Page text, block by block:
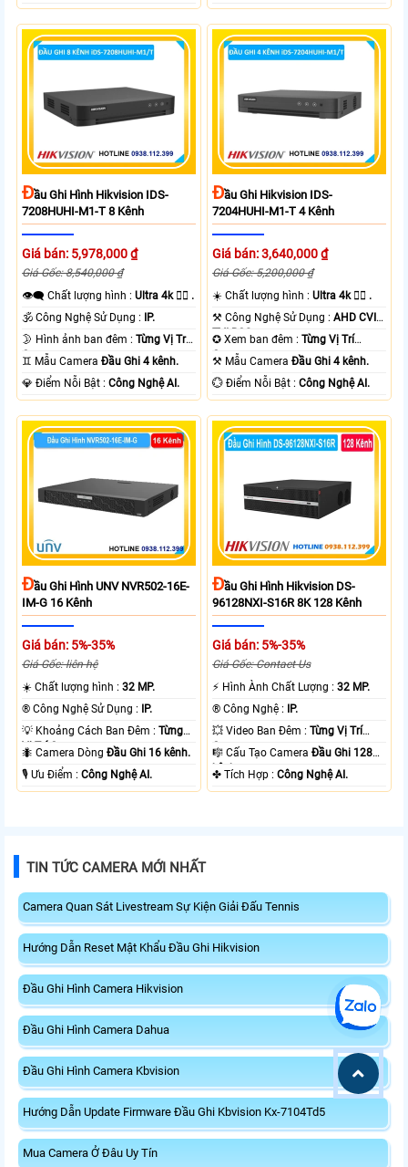
ĐẦu Ghi Hình Hikvision IDS-
7208HUHI-M1-T 8 Kênh
Giá bán: 5,978,000 ₫
Giá Gốc: 8,540,000 ₫
👁️‍🗨 Chất lượng hình :Ultra 4k 👍🏾 .
🕉️ Công Nghệ Sử Dụng :
IP.
🌛 Hình ảnh ban đêm :Từng Vị Trí
Camera .
♊ Mẫu CameraĐầu Ghi 4 kênh.
️💎 Điểm Nỗi Bật :Công Nghệ AI.
ĐẦu Ghi Hikvision IDS-
7204HUHI-M1-T 4 Kênh
Giá bán: 3,640,000 ₫
Giá Gốc: 5,200,000 ₫
☀️ Chất lượng hình :Ultra 4k 👍🏾 .
⚒ Công Nghệ Sử Dụng :AHD CVI
TVI BCS.
✪ Xem ban đêm :Từng Vị Trí
Camera .
⚒ Mẫu CameraĐầu Ghi 4 kênh.
️💮 Điểm Nỗi Bật :Công Nghệ AI.
ĐẦu Ghi Hình UNV NVR502-16E-
IM-G 16 Kênh
Giá bán: 5%-35%
Giá Gốc: liên hệ
☀️ Chất lượng hình :32 MP.
®️ Công Nghệ Sử Dụng :
IP.
💡 Khoảng Cách Ban Đêm :Từng
Vị Trí Camera .
🐜 Camera DòngĐầu Ghi 16 kênh.
️🎙 Ưu Điểm :Công Nghệ AI.
ĐẦu Ghi Hình Hikvision DS-
96128NXI-S16R 8K 128 Kênh
Giá bán: 5%-35%
Giá Gốc: Contact Us
️⚡ Hình Ành Chất Lượng :32 MP.
®️ Công Nghệ :
IP.
💥 Video Ban Đêm :Từng Vị Trí
Camera .
🎼️ Cấu Tạo CameraĐầu Ghi 128
kênh.
️✤ Tích Hợp :Công Nghệ AI.
TIN TỨC CAMERA MỚI NHẤT
Camera Quan Sát Livestream Sự Kiện Giải Đấu Tennis
Hướng Dẫn Reset Mật Khẩu Đầu Ghi Hikvision
Đầu Ghi Hình Camera Hikvision
Đầu Ghi Hình Camera Dahua
Đầu Ghi Hình Camera Kbvision
Hướng Dẫn Update Firmware Đầu Ghi Kbvision Kx-7104Td5
Mua Camera Ở Đâu Uy Tín